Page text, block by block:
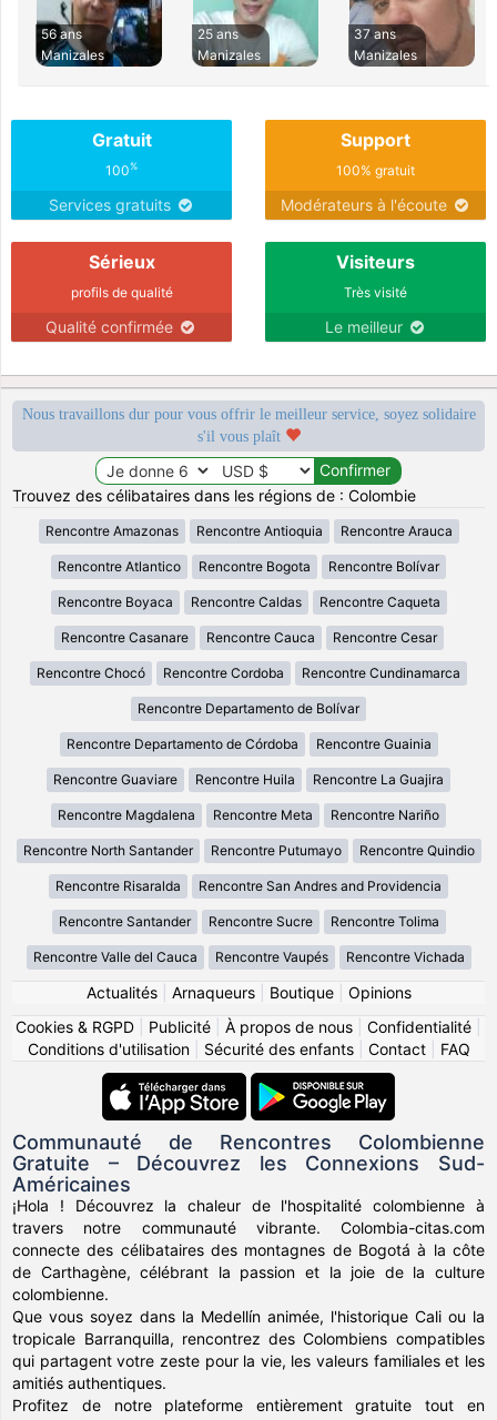
56 ans
Manizales
25 ans
Manizales
37 ans
Manizales
Gratuit
100%
Services gratuits
Support
100% gratuit
Modérateurs à l'écoute
Sérieux
profils de qualité
Qualité confirmée
Visiteurs
Très visité
Le meilleur
Nous travaillons dur pour vous offrir le meilleur service, soyez solidaire
s'il vous plaît
Trouvez des célibataires dans les régions de : Colombie
Rencontre Amazonas Rencontre Antioquia Rencontre Arauca
Rencontre Atlantico Rencontre Bogota Rencontre Bolívar
Rencontre Boyaca Rencontre Caldas Rencontre Caqueta
Rencontre Casanare Rencontre Cauca Rencontre Cesar
Rencontre Chocó Rencontre Cordoba Rencontre Cundinamarca
Rencontre Departamento de Bolívar
Rencontre Departamento de Córdoba Rencontre Guainia
Rencontre Guaviare Rencontre Huila Rencontre La Guajira
Rencontre Magdalena Rencontre Meta Rencontre Nariño
Rencontre North Santander Rencontre Putumayo Rencontre Quindio
Rencontre Risaralda Rencontre San Andres and Providencia
Rencontre Santander Rencontre Sucre Rencontre Tolima
Rencontre Valle del Cauca Rencontre Vaupés Rencontre Vichada
Actualités| Arnaqueurs| Boutique| Opinions
Cookies & RGPD
Publicité À propos de nous Confidentialité
Conditions d'utilisation| Sécurité des enfants| Contact| FAQ
Communauté de Rencontres Colombienne
Gratuite – Découvrez les Connexions Sud-
Américaines
¡Hola ! Découvrez la chaleur de l'hospitalité colombienne à
travers notre communauté vibrante. Colombia-citas.com
connecte des célibataires des montagnes de Bogotá à la côte
de Carthagène, célébrant la passion et la joie de la culture
colombienne.
Que vous soyez dans la Medellín animée, l'historique Cali ou la
tropicale Barranquilla, rencontrez des Colombiens compatibles
qui partagent votre zeste pour la vie, les valeurs familiales et les
amitiés authentiques.
Profitez de notre plateforme entièrement gratuite tout en